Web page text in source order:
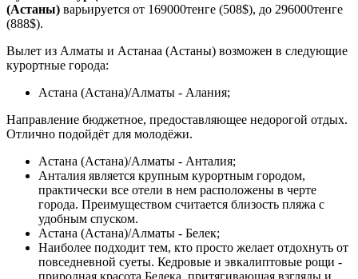
(Астаны) варьируется от 169000тенге (508$), до 296000тенге
(888$).
Вылет из Алматы и Астанаа (Астаны) возможен в следующие
курортные города:
Астана (Астана)/Алматы - Алания;
Направление бюджетное, предоставляющее недорогой отдых.
Отлично подойдёт для молодёжи.
Астана (Астана)/Алматы - Анталия;
Анталия является крупным курортным городом,
практически все отели в нем расположены в черте
города. Преимуществом считается близость пляжа с
удобным спуском.
Астана (Астана)/Алматы - Белек;
Наиболее подходит тем, кто просто желает отдохнуть от
повседневной суеты. Кедровые и эвкалиптовые рощи -